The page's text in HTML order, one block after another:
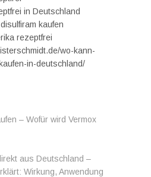
in Deutschland
kaufen
rezeptfrei
wo-kann-
in-deutschland/
– Wofür wird Vermox
aus Deutschland –
Wirkung, Anwendung